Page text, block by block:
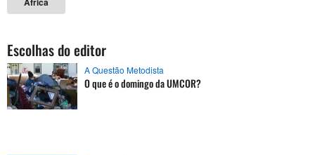
Escolhas do editor
A Questão Metodista
O que é o domingo da UMCOR?